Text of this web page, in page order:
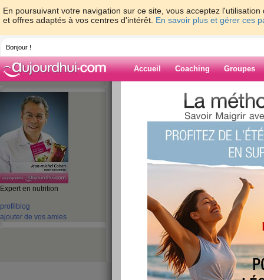
En poursuivant votre navigation sur ce site, vous acceptez
et offres adaptés à vos centres d'intérêt. En savoir plus et gérer ces
Bonjour !
Accueil Coaching Groupes
Expert en nutrition
profil blog
ajouter de vos amies
> jeanmichelcohen
Blog de
Enquête sur les
troubles
publié le 10/12/2010 à 04:02